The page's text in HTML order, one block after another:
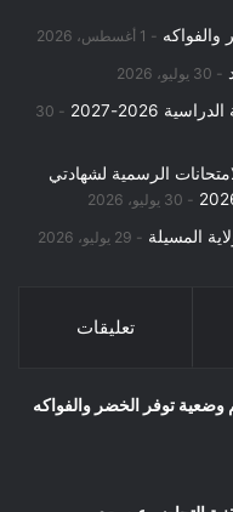
والفواكه 1 أغسطس، 2026
30 يوليو، 2026
2026-2027
30
الرسمية لشهادتي
30 يوليو، 2026
المسيلة 29 يوليو، 2026
تعليقات
وضعية توفر الخضر والفواكه